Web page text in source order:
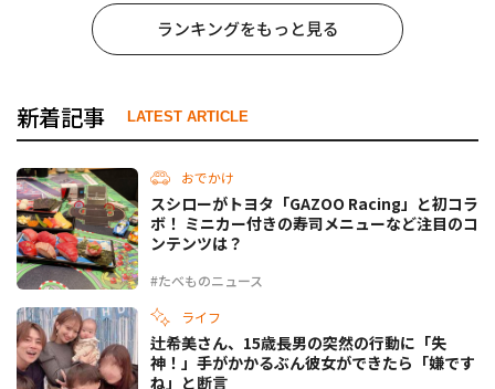
ランキングをもっと見る
新着記事 LATEST ARTICLE
おでかけ
#たべものニュース
スシローがトヨタ「GAZOO Racing」と初コラ
ボ！ ミニカー付きの寿司メニューなど注目のコ
ンテンツは？
ライフ
辻希美さん、15歳長男の突然の行動に「失
神！」手がかかるぶん彼女ができたら「嫌です
ね」と断言